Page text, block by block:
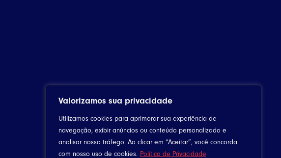
Valorizamos sua privacidade
Utilizamos cookies para aprimorar sua experiência de
navegação, exibir anúncios ou conteúdo personalizado e
analisar nosso tráfego. Ao clicar em “Aceitar”, você concorda
com nosso uso de cookies. Política de Privacidade